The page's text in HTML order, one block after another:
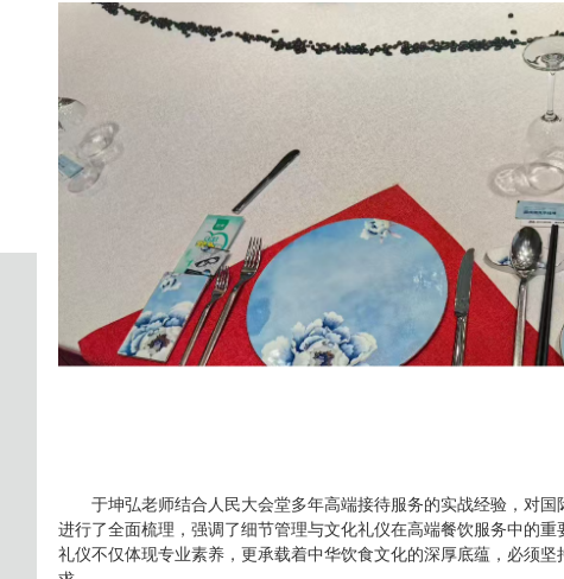
于坤弘老师结合人民大会堂多年高端接待服务的实战经验，对国
进行了全面梳理，强调了细节管理与文化礼仪在高端餐饮服务中的重
礼仪不仅体现专业素养，更承载着中华饮食文化的深厚底蕴，必须坚